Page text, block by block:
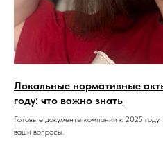
Локальные нормативные
году: что важно знать
Готовьте документы компании к 2025
ваши вопросы.